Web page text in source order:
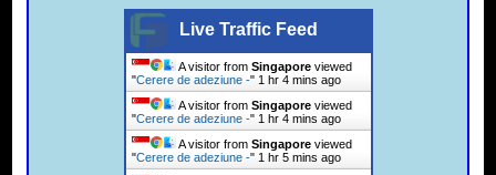
Live Traffic Feed
A visitor from Singaporeviewed
"Cerere de adeziune -" 1 hr 4 mins ago
A visitor from Singaporeviewed
"Cerere de adeziune -" 1 hr 4 mins ago
A visitor from Singaporeviewed
"Cerere de adeziune -" 1 hr 5 mins ago